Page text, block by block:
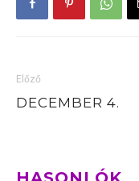
Előző
DECEMBER 4.